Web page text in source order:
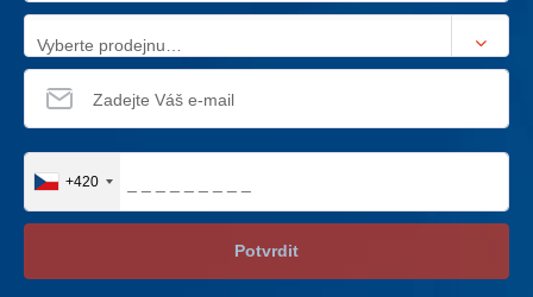
Vyberte prodejnu…
+420
Potvrdit